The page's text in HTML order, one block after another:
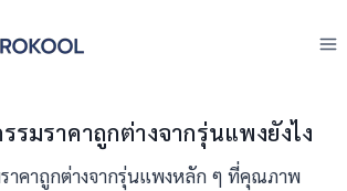
มราคาถูกต่างจากรุ่นแพงยังไง
าคาถูกต่างจากรุ่นแพงหลัก ๆ ที่คุณภาพ